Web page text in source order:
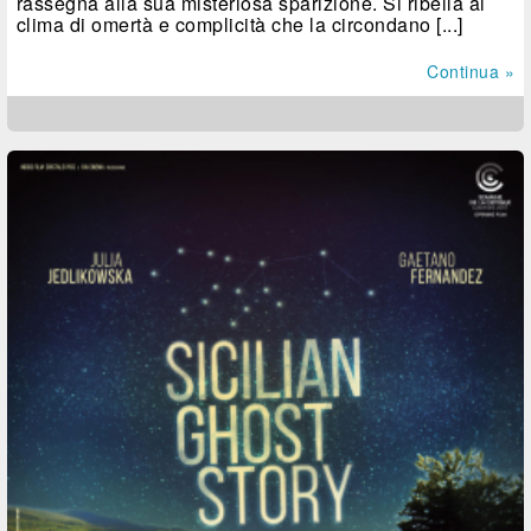
clima di omertà e complicità che la circondano [...]
Continua »